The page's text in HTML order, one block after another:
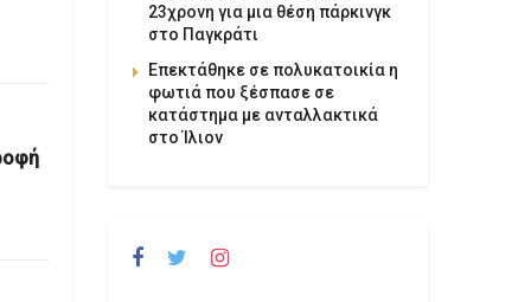
23χρονη για μια θέση πάρκινγκ
στο Παγκράτι
Επεκτάθηκε σε πολυκατοικία η
φωτιά που ξέσπασε σε
κατάστημα με ανταλλακτικά
στο Ίλιον